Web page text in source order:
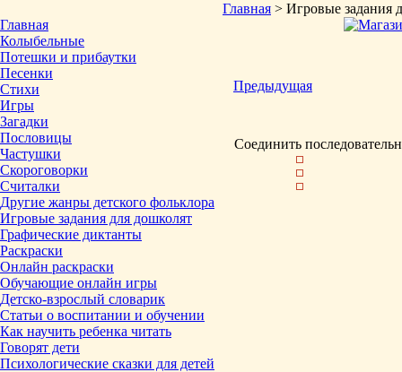
Главная
Колыбельные
Потешки и прибаутки
Песенки
Стихи
Игры
Загадки
Пословицы
Частушки
Скороговорки
Считалки
Другие жанры детского фольклора
Игровые задания для дошколят
Графические диктанты
Раскраски
Онлайн раскраски
Обучающие онлайн игры
Детско-взрослый словарик
Статьи о воспитании и обучении
Как научить ребенка читать
Говорят дети
Психологические сказки для детей
Главная > Игровые задания
Предыдущая
Соединить